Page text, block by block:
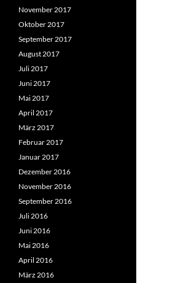
November 2017
Oktober 2017
September 2017
August 2017
Juli 2017
Juni 2017
Mai 2017
April 2017
März 2017
Februar 2017
Januar 2017
Dezember 2016
November 2016
September 2016
Juli 2016
Juni 2016
Mai 2016
April 2016
März 2016